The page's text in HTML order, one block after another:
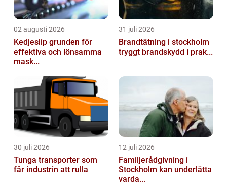
02 augusti 2026
Kedjeslip grunden för
effektiva och lönsamma
mask...
31 juli 2026
Brandtätning i stockholm
tryggt brandskydd i prak...
30 juli 2026
Tunga transporter som
får industrin att rulla
12 juli 2026
Familjerådgivning i
Stockholm kan underlätta
varda...